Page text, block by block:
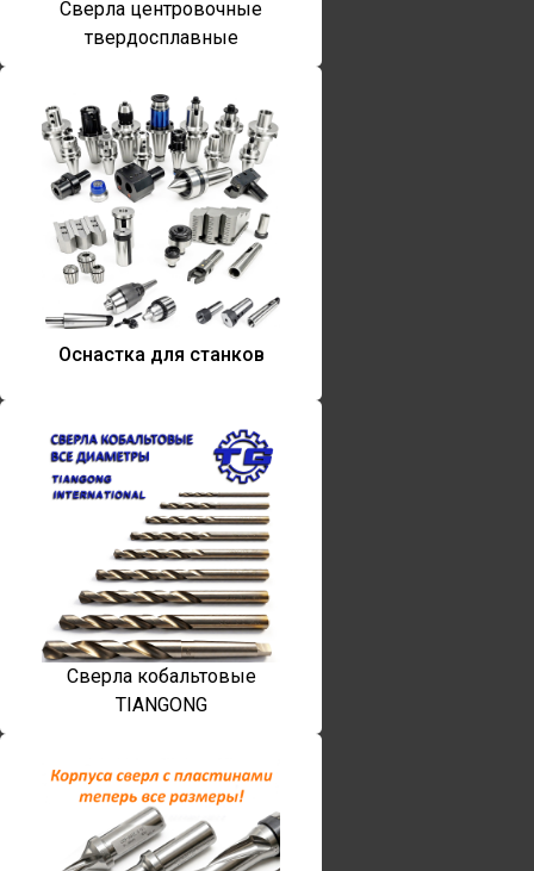
Сверла центровочные
твердосплавные
Оснастка для станков
Сверла кобальтовые
TIANGONG